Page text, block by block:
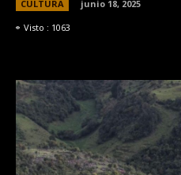
CULTURA
junio 18, 2025
Visto : 1063